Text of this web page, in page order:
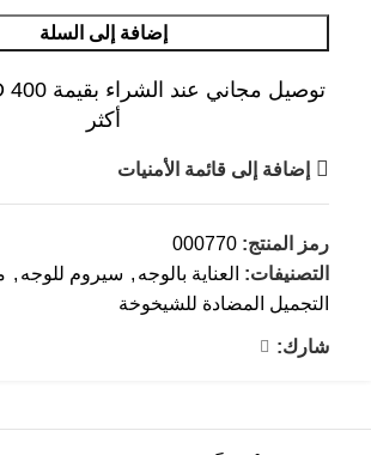
إضافة إلى السلة
أكثر
إضافة إلى قائمة الأمنيات
رمز المنتج: 000770
التصنيفات: العناية بالوجه , سيروم للوجه ,
التجميل المضادة للشيخوخة
شارك: